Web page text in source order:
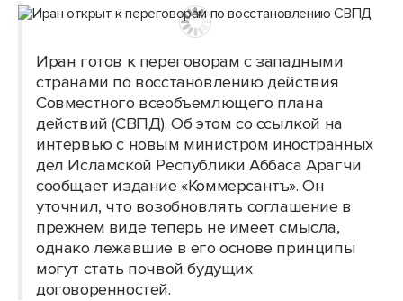
Иран готов к переговорам с западными
странами по восстановлению действия
Совместного всеобъемлющего плана
действий (СВПД). Об этом со ссылкой на
интервью с новым министром иностранных
дел Исламской Республики Аббаса Арагчи
сообщает издание «Коммерсантъ». Он
уточнил, что возобновлять соглашение в
прежнем виде теперь не имеет смысла,
однако лежавшие в его основе принципы
могут стать почвой будущих
договоренностей.